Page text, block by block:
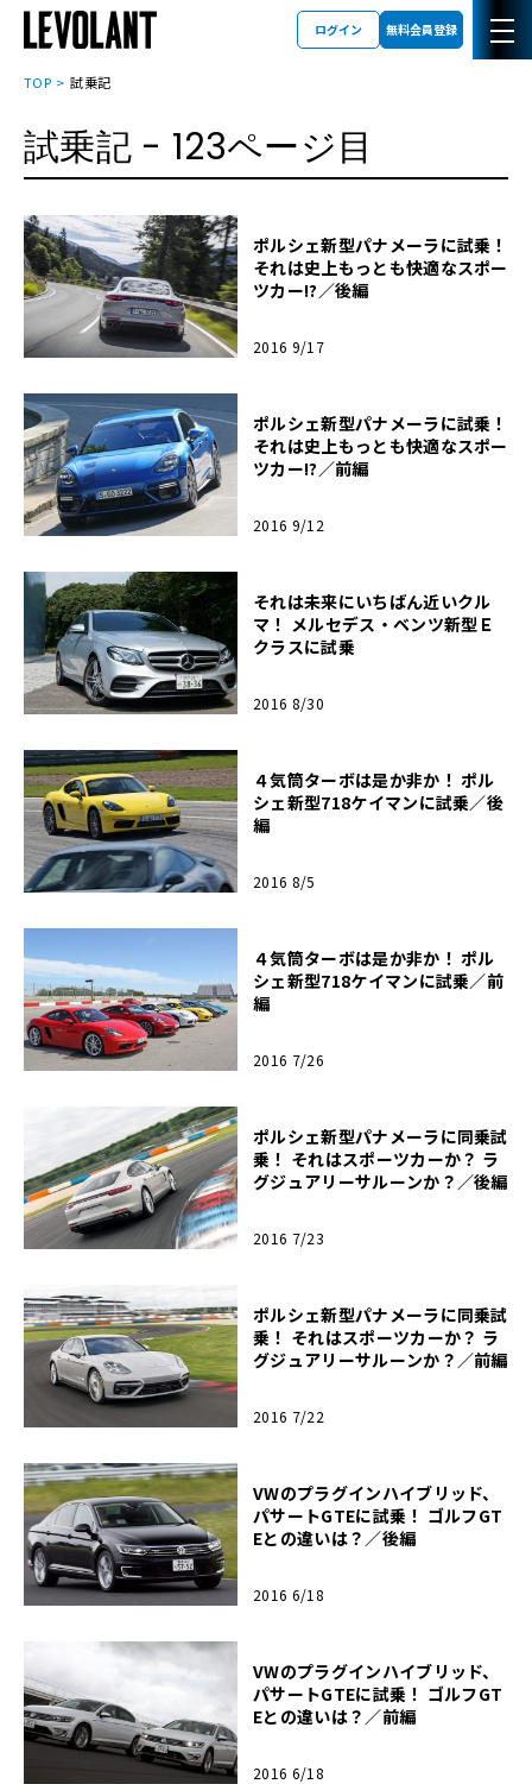
ログイン 無料会員登録
TOP 試乗記
試乗記 - 123ページ目
ポルシェ新型パナメーラに試乗！
それは史上もっとも快適なスポー
ツカー!?／後編
2016 9/17
ポルシェ新型パナメーラに試乗！
それは史上もっとも快適なスポー
ツカー!?／前編
2016 9/12
それは未来にいちばん近いクル
マ！ メルセデス・ベンツ新型Ｅ
クラスに試乗
2016 8/30
４気筒ターボは是か非か！ ポル
シェ新型718ケイマンに試乗／後
編
2016 8/5
４気筒ターボは是か非か！ ポル
シェ新型718ケイマンに試乗／前
編
2016 7/26
ポルシェ新型パナメーラに同乗試
乗！ それはスポーツカーか？ ラ
グジュアリーサルーンか？／後編
2016 7/23
ポルシェ新型パナメーラに同乗試
乗！ それはスポーツカーか？ ラ
グジュアリーサルーンか？／前編
2016 7/22
VWのプラグインハイブリッド、
パサートGTEに試乗！ ゴルフGT
Eとの違いは？／後編
2016 6/18
VWのプラグインハイブリッド、
パサートGTEに試乗！ ゴルフGT
Eとの違いは？／前編
2016 6/18